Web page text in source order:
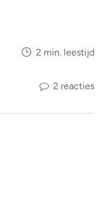
2 min. leestijd
2 reacties